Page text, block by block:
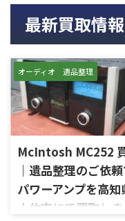
最新買取情
オーディオ 遺品整理
McIntosh MC252
｜遺品整理のご依
パワーアンプを高知
土佐市にて買取しま